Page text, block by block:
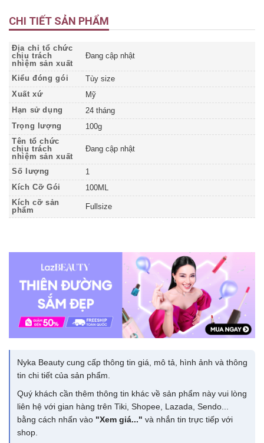
CHI TIẾT SẢN PHẨM
Địa chỉ tổ chức
chịu trách
nhiệm sản xuất
Đang cập nhật
Kiểu đóng gói
Tùy size
Xuất xứ
Mỹ
Hạn sử dụng
24 tháng
Trọng lượng
100g
Tên tổ chức
chịu trách
nhiệm sản xuất
Đang cập nhật
Số lượng
1
Kích Cỡ Gói
100ML
Kích cỡ sản
phẩm
Fullsize
Nyka Beauty cung cấp thông tin giá, mô tả, hình ảnh và thông
tin chi tiết của sản phẩm.
Quý khách cần thêm thông tin khác về sản phẩm này vui lòng
liên hệ với gian hàng trên Tiki, Shopee, Lazada, Sendo...
bằng cách nhấn vào "Xem giá..." và nhắn tin trực tiếp với
shop.